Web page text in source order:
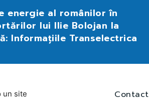
energie al românilor în
lui Ilie Bolojan la
Informațiile Transelectrica
un site
Contact